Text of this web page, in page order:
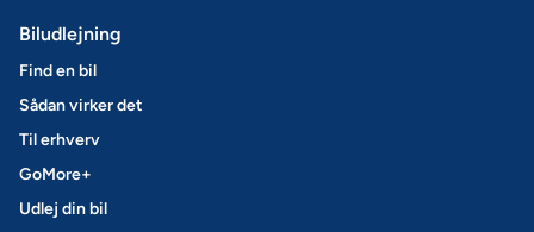
Biludlejning
Find en bil
Sådan virker det
Til erhverv
GoMore+
Udlej din bil